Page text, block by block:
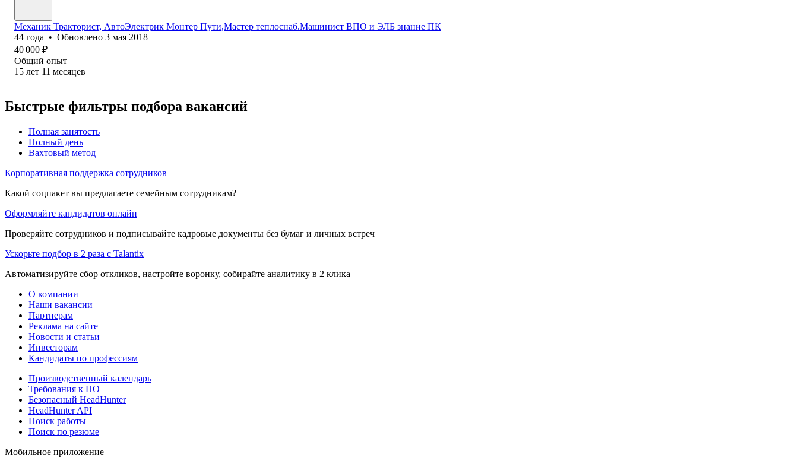
Механик Тракторист, АвтоЭлектрик Монтер Пути,Мастер теплоснаб.Машинист ВПО и ЭЛБ знание ПК
44 года • Обновлено 3 мая 2018
40 000 ₽
Общий опыт
15 лет 11 месяцев
Быстрые фильтры подбора вакансий
Полная занятость
Полный день
Вахтовый метод
Корпоративная поддержка сотрудников
Какой соцпакет вы предлагаете семейным сотрудникам?
Оформляйте кандидатов онлайн
Проверяйте сотрудников и подписывайте кадровые документы без бумаг и личных встреч
Ускорьте подбор в 2 раза с Talantix
Автоматизируйте сбор откликов, настройте воронку, собирайте аналитику в 2 клика
О компании
Наши вакансии
Партнерам
Реклама на сайте
Новости и статьи
Инвесторам
Кандидаты по профессиям
Производственный календарь
Требования к ПО
Безопасный HeadHunter
HeadHunter API
Поиск работы
Поиск по резюме
Мобильное приложение